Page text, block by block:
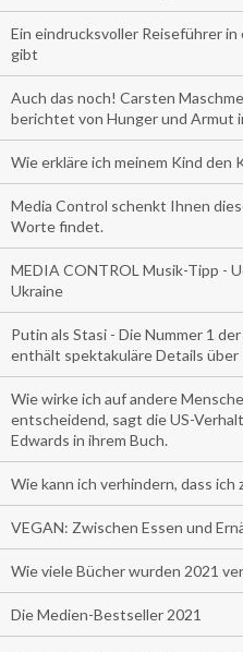
Ein eindrucksvoller Reiseführer
gibt
Auch das noch! Carsten
berichtet von Hunger und Armut
Wie erkläre ich meinem Kind den
Media Control schenkt Ihnen
Worte findet.
MEDIA CONTROL Musik-Tipp -
Ukraine
Putin als Stasi - Die Nummer 1
enthält spektakuläre Details
Wie wirke ich auf andere
entscheidend, sagt die US-
Edwards in ihrem Buch.
Wie kann ich verhindern, dass ich
VEGAN: Zwischen Essen und
Wie viele Bücher wurden 2021
Die Medien-Bestseller 2021